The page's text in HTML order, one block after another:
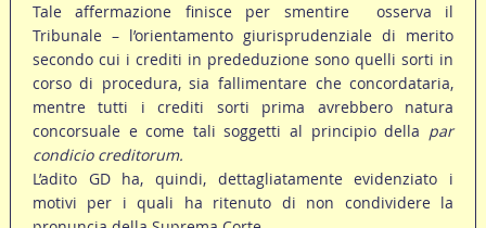
Tale affermazione finisce per smentire  osserva il
Tribunale – l’orientamento giurisprudenziale di merito
secondo cui i crediti in prededuzione sono quelli sorti in
corso di procedura, sia fallimentare che concordataria,
mentre tutti i crediti sorti prima avrebbero natura
concorsuale e come tali soggetti al principio della par
condicio creditorum.
L’adito GD ha, quindi, dettagliatamente evidenziato i
motivi per i quali ha ritenuto di non condividere la